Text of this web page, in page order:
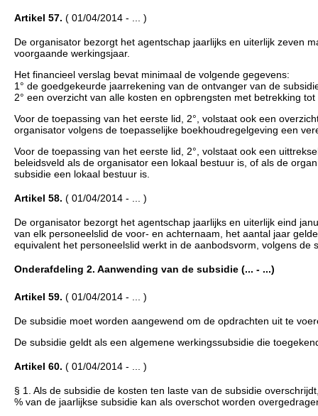
Artikel 57. ( 01/04/2014 - ... )
De organisator bezorgt het agentschap jaarlijks en uiterlijk zeven
voorgaande werkingsjaar.
Het financieel verslag bevat minimaal de volgende gegevens:
1° de goedgekeurde jaarrekening van de ontvanger van de
2° een overzicht van alle kosten en opbrengsten met betrekking
Voor de toepassing van het eerste lid, 2°, volstaat ook een
organisator volgens de toepasselijke boekhoudregelgeving een
Voor de toepassing van het eerste lid, 2°, volstaat ook een
beleidsveld als de organisator een lokaal bestuur is, of als de
subsidie een lokaal bestuur is.
Artikel 58. ( 01/04/2014 - ... )
De organisator bezorgt het agentschap jaarlijks en uiterlijk eind
van elk personeelslid de voor- en achternaam, het aantal jaar
equivalent het personeelslid werkt in de aanbodsvorm, volgens de
Onderafdeling 2. Aanwending van de subsidie (... - ...)
Artikel 59. ( 01/04/2014 - ... )
De subsidie moet worden aangewend om de opdrachten uit te
De subsidie geldt als een algemene werkingssubsidie die
Artikel 60. ( 01/04/2014 - ... )
§ 1. Als de subsidie de kosten ten laste van de subsidie
% van de jaarlijkse subsidie kan als overschot worden